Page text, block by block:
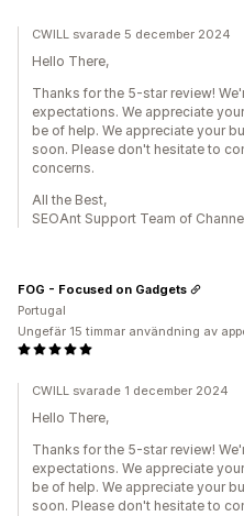
CWILL svarade 5 december 2024
Hello There,
Thanks for the 5-star review!
expectations. We appreciate
be of help. We appreciate your
soon. Please don't hesitate to
concerns.
All the Best,
SEOAnt Support Team of
FOG - Focused on Gadgets
Portugal
Ungefär 15 timmar användning av
CWILL svarade 1 december 2024
Hello There,
Thanks for the 5-star review!
expectations. We appreciate
be of help. We appreciate your
soon. Please don't hesitate to